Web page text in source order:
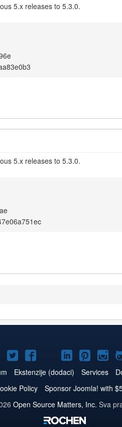
5.x releases to 5.3.0.
5.x releases to 5.3.0.
Joomla!
na
Twitteru
Joomla!
na
Facebooku
Joomla!
na
YouTube
Joomla!
naLinkedIn
na na
Ekstenzije (dodaci) Services
Policy Sponsor Joomla! with
Open Source Matters, Inc. Sva